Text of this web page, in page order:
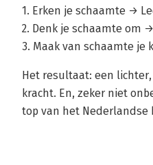
1. Erken je schaamte →
2. Denk je schaamte om
3. Maak van schaamte
Het resultaat: een
kracht. En, zeker niet
top van het Nederlandse